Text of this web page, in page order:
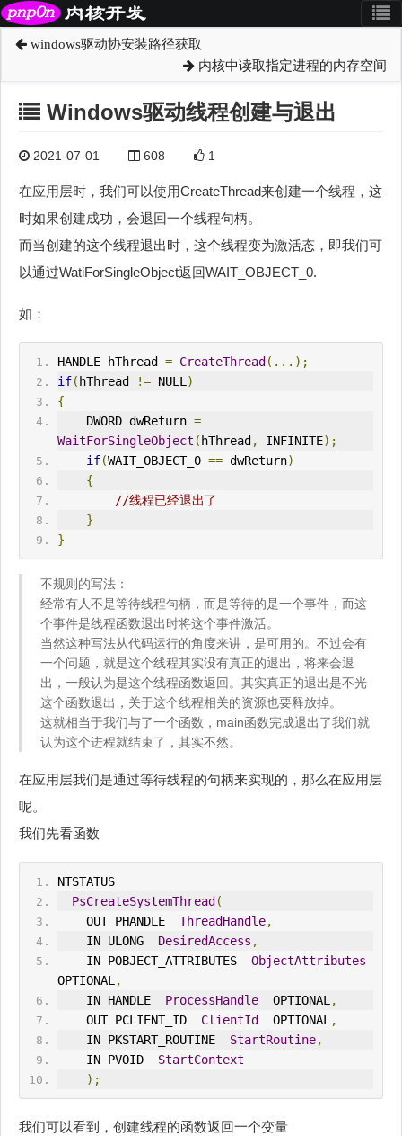
windows驱动协安装路径获取
内核中读取指定进程的内存空间
Windows驱动线程创建与退出
2021-07-01 608 1
在应用层时，我们可以使用CreateThread来创建一个线程，这
时如果创建成功，会退回一个线程句柄。
而当创建的这个线程退出时，这个线程变为激活态，即我们可
以通过WatiForSingleObject返回WAIT_OBJECT_0.
如：
HANDLE hThread = CreateThread (...);
if( hThread != NULL )
{
    DWORD dwReturn
=
WaitForSingleObject ( hThread , INFINITE);
if(WAIT_OBJECT_0 == dwReturn)
{
//线程已经退出了
}
}
不规则的写法：
经常有人不是等待线程句柄，而是等待的是一个事件，而这
个事件是线程函数退出时将这个事件激活。
当然这种写法从代码运行的角度来讲，是可用的。不过会有
一个问题，就是这个线程其实没有真正的退出，将来会退
出，一般认为是这个线程函数返回。其实真正的退出是不光
这个函数退出，关于这个线程相关的资源也要释放掉。
这就相当于我们与了一个函数，main函数完成退出了我们就
认为这个进程就结束了，其实不然。
在应用层我们是通过等待线程的句柄来实现的，那么在应用层
呢。
我们先看函数
NTSTATUS
PsCreateSystemThread (
    OUT PHANDLE
ThreadHandle,
    IN ULONG
DesiredAccess ,
    IN POBJECT_ATTRIBUTES
ObjectAttributes
OPTIONAL ,
    IN HANDLE
ProcessHandle
  OPTIONAL
,
    OUT PCLIENT_ID
ClientId
  OPTIONAL
,
    IN PKSTART_ROUTINE
StartRoutine,
    IN PVOID
StartContext
);
我们可以看到，创建线程的函数返回一个变量